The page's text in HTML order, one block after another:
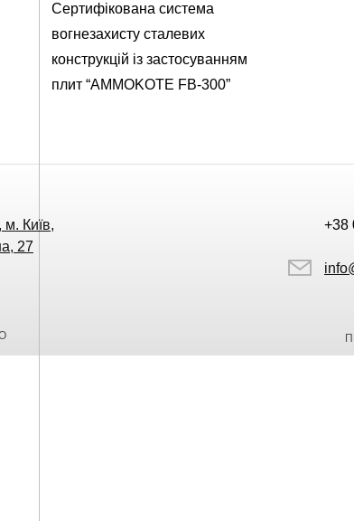
Сертифікована система
вогнезахисту сталевих
конструкцій із застосуванням
плит “AMMOKOTE FB-300”
м. Київ,
27
+38